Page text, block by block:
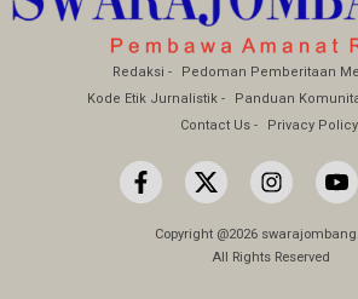
Redaksi
Pedoman Pemberitaan
Kode Etik Jurnalistik
Panduan
Contact Us
Privacy Policy
Copyright @2026
All Rights Reserved